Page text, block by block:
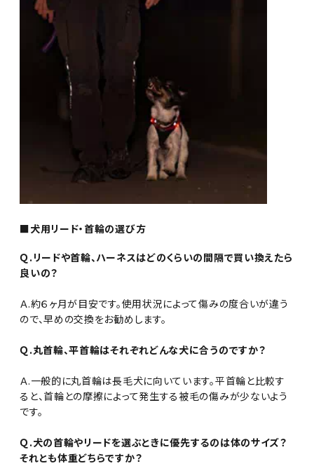
■犬用リード・首輪の選び方
Ｑ.リードや首輪、ハーネスはどのくらいの間隔で買い換えたら
良いの？
Ａ.約６ヶ月が目安です。使用状況によって傷みの度合いが違う
ので、早めの交換をお勧めします。
Ｑ.丸首輪、平首輪はそれぞれどんな犬に合うのですか？
Ａ.一般的に丸首輪は長毛犬に向いています。平首輪と比較す
ると、首輪との摩擦によって発生する被毛の傷みが少ないよう
です。
Ｑ.犬の首輪やリードを選ぶときに優先するのは体のサイズ？
それとも体重どちらですか？